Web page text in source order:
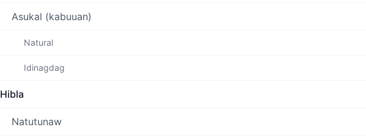
Asukal (kabuuan)
Natural
Idinagdag
Hibla
Natutunaw